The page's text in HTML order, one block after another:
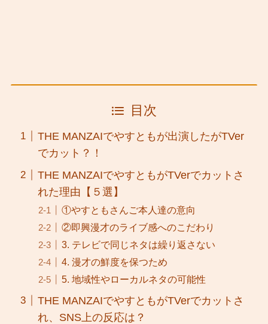
目次
THE MANZAIでやすともが出演したがTVer
でカット？！
THE MANZAIでやすともがTVerでカットさ
れた理由【５選】
①やすともさんご本人達の意向
②即興漫才のライブ感へのこだわり
3. テレビで同じネタは繰り返さない
4. 漫才の鮮度を保つため
5. 地域性やローカルネタの可能性
THE MANZAIでやすともがTVerでカットさ
れ、SNS上の反応は？